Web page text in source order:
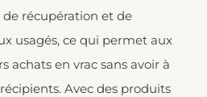
récupération et de
usagés, ce qui permet aux
achats en vrac sans avoir à
Avec des produits